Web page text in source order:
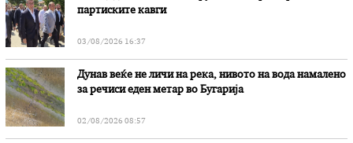
партиските кавги
03/08/2026 16:37
Дунав веќе не личи на река, нивото на вода намалено
за речиси еден метар во Бугарија
02/08/2026 08:57